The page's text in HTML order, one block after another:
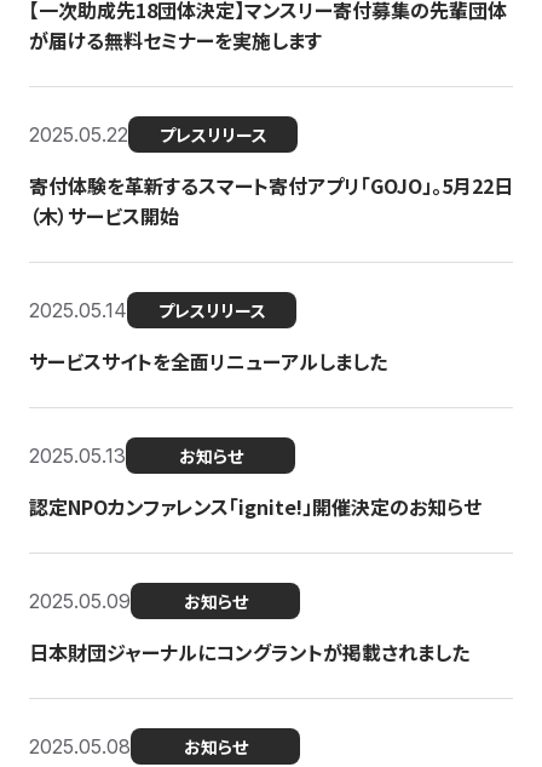
【一次助成先18団体決定】マンスリー寄付募集の先輩団体
が届ける無料セミナーを実施します
2025.05.22 プレスリリース
寄付体験を革新するスマート寄付アプリ「GOJO」。5月22日
（木）サービス開始
2025.05.14 プレスリリース
サービスサイトを全面リニューアルしました
2025.05.13 お知らせ
認定NPOカンファレンス「ignite!」開催決定のお知らせ
2025.05.09 お知らせ
日本財団ジャーナルにコングラントが掲載されました
2025.05.08 お知らせ